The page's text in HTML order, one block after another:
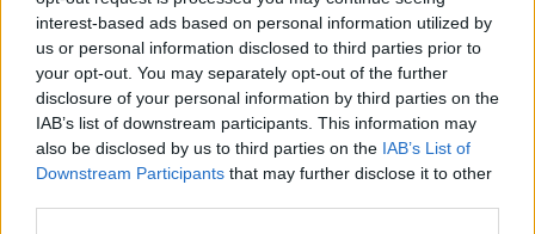
interest-based ads based on personal information utilized by
us or personal information disclosed to third parties prior to
your opt-out. You may separately opt-out of the further
disclosure of your personal information by third parties on the
IAB’s list of downstream participants. This information may
also be disclosed by us to third parties on the IAB’s List of
Downstream Participants that may further disclose it to other
μέτωπα
09/08/2026 - 12:08 ΚΟΣΜΟΣ
Δεύτερη πηγή εισοδήματος για τους επαγγελματίες
ψαράδες ο αλιευτικός τουρισμός
ΤΟΥΡΙΣΜΟΣ
Τ. Θεοδωρικάκος: Η ενίσχυση της βιομηχανίας